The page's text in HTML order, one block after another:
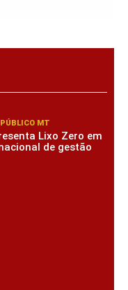
MT
Lixo Zero em
de gestão